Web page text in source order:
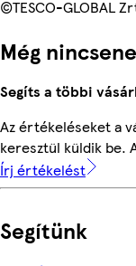
©TESCO-GLOBAL
Még
Segíts a többi
Az értékeléseket a
keresztül küldik be.
Írj értékelést
Segítünk